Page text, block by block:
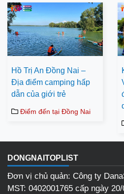
Hồ Trị An Đồng Nai –
Địa điểm camping hấp
dẫn của giới trẻ
Điểm đến tại Đồng Nai
DONGNAITOPLIST
Đơn vị chủ quản: Công ty
MST: 0402001765 cấp ngày